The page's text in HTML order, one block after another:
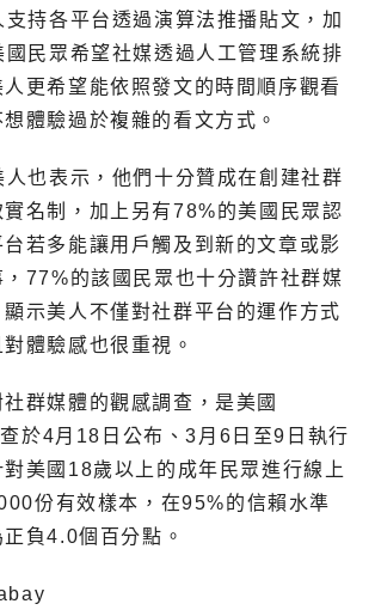
持各平台透過演算法推播貼文，加
國民眾希望社媒透過人工管理系統排
更希望能依照發文的時間順序觀看
體驗過於複雜的看文方式。
人也表示，他們十分贊成在創建社群
名制，加上另有78%的美國民眾認
若多能讓用戶觸及到新的文章或影
77%的該國民眾也十分讚許社群媒
示美人不僅對社群平台的運作方式
體驗感也很重視。
群媒體的觀感調查，是美國
於4月18日公布、3月6日至9日執行
美國18歲以上的成年民眾進行線上
份有效樣本，在95%的信賴水準
負4.0個百分點。